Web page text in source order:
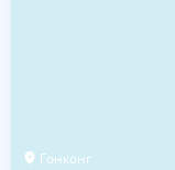
Гонконг